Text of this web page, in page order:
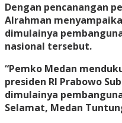
Dengan pencanangan
Alrahman
dimulainya
nasional tersebut.
“Pemko Medan
presiden RI Prabowo
dimulainya
Selamat, Medan